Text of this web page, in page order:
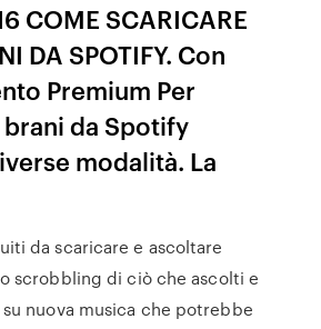
COME SCARICARE
DA SPOTIFY. Con
Premium Per
da Spotify
modalità. La
da scaricare e ascoltare
scrobbling di ciò che ascolti e
nuova musica che potrebbe